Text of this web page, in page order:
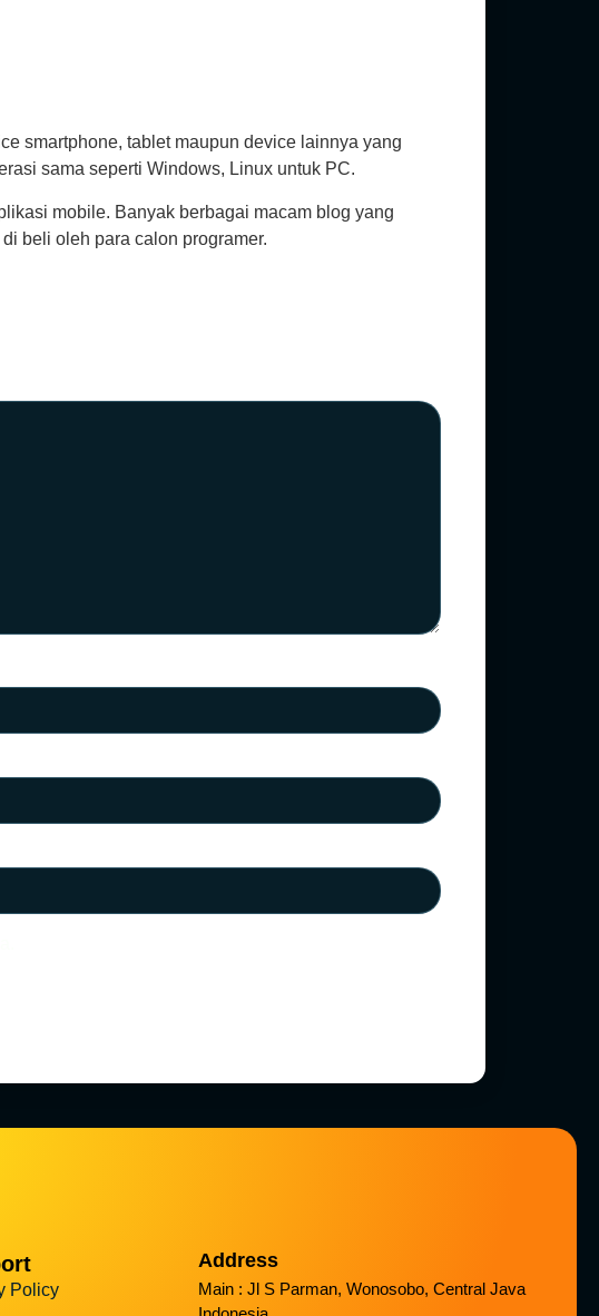
smartphone, tablet maupun device lainnya yang
sama seperti Windows, Linux untuk PC.
mobile. Banyak berbagai macam blog yang
beli oleh para calon programer.
Policy
Address
Main : Jl S Parman, Wonosobo, Central Java